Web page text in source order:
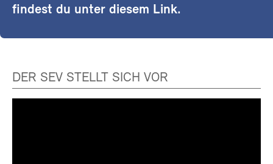
findest du unter diesem Link.
DER SEV STELLT SICH VOR